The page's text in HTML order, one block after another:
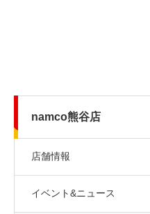
namco熊谷店
店舗情報
イベント&ニュース